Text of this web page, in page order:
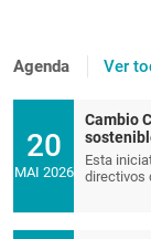
Agenda Ver
20
MAI 2026
Cambio
Esta
directivos